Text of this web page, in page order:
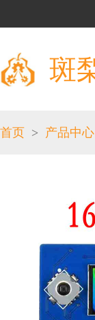
斑
首页 > 产品中心